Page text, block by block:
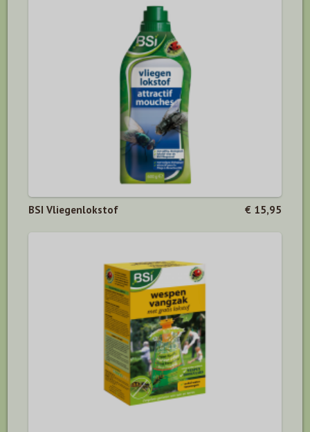
BSI Vliegenlokstof € 15,95